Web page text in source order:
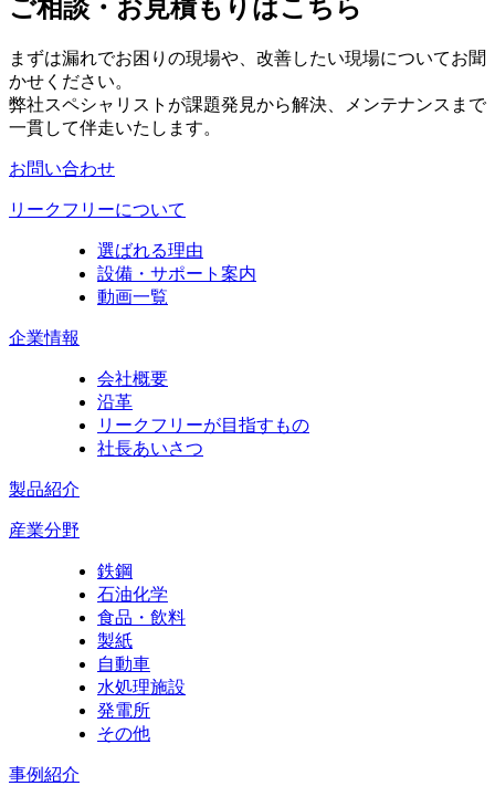
ご相談・お見積もりはこちら
まずは漏れでお困りの現場や、改善したい現場についてお聞
かせください。
弊社スペシャリストが課題発見から解決、メンテナンスまで
一貫して伴走いたします。
お問い合わせ
リークフリーについて
選ばれる理由
設備・サポート案内
動画一覧
企業情報
会社概要
沿革
リークフリーが目指すもの
社長あいさつ
製品紹介
産業分野
鉄鋼
石油化学
食品・飲料
製紙
自動車
水処理施設
発電所
その他
事例紹介